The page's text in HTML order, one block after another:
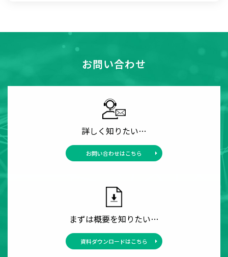
お問い合わせ
詳しく知りたい…
お問い合わせはこちら
まずは概要を知りたい…
資料ダウンロードはこちら